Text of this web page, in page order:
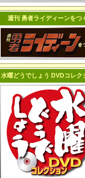
週刊 勇者ライディーンをつ
水曜どうでしょう DVDコレク